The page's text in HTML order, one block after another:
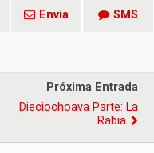
Envía SMS
Próxima Entrada
Dieciochoava Parte: La
Rabia.